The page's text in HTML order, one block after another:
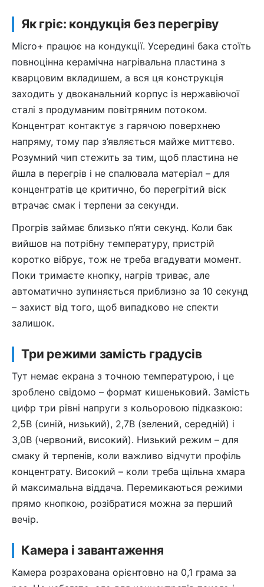
Як гріє: кондукція без перегріву
Micro+ працює на кондукції. Усередині бака стоїть
повноцінна керамічна нагрівальна пластина з
кварцовим вкладишем, а вся ця конструкція
заходить у двоканальний корпус із нержавіючої
сталі з продуманим повітряним потоком.
Концентрат контактує з гарячою поверхнею
напряму, тому пар з’являється майже миттєво.
Розумний чип стежить за тим, щоб пластина не
йшла в перегрів і не спалювала матеріал – для
концентратів це критично, бо перегрітий віск
втрачає смак і терпени за секунди.
Прогрів займає близько п’яти секунд. Коли бак
вийшов на потрібну температуру, пристрій
коротко вібрує, тож не треба вгадувати момент.
Поки тримаєте кнопку, нагрів триває, але
автоматично зупиняється приблизно за 10 секунд
– захист від того, щоб випадково не спекти
залишок.
Три режими замість градусів
Тут немає екрана з точною температурою, і це
зроблено свідомо – формат кишеньковий. Замість
цифр три рівні напруги з кольоровою підказкою:
2,5В (синій, низький), 2,7В (зелений, середній) і
3,0В (червоний, високий). Низький режим – для
смаку й терпенів, коли важливо відчути профіль
концентрату. Високий – коли треба щільна хмара
й максимальна віддача. Перемикаються режими
прямо кнопкою, розібратися можна за перший
вечір.
Камера і завантаження
Камера розрахована орієнтовно на 0,1 грама за